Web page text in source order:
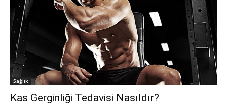
Sağlık
Kas Gerginliği Tedavisi Nasıldır?